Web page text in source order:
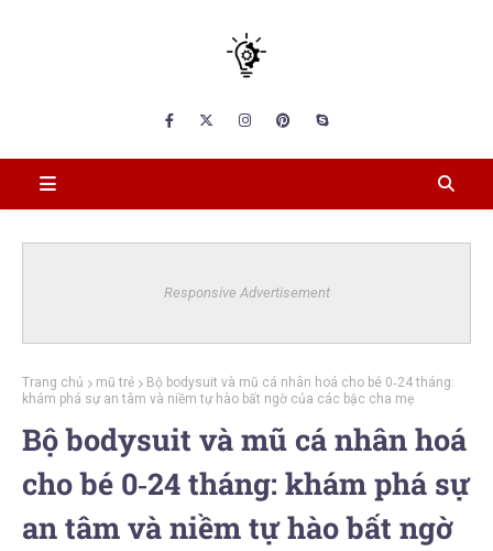
Responsive Advertisement
Trang chủ mũ trẻ
Bộ bodysuit và mũ cá nhân hoá cho bé 0‑24 tháng:
khám phá sự an tâm và niềm tự hào bất ngờ của các bậc cha mẹ
Bộ bodysuit và mũ cá nhân hoá
cho bé 0‑24 tháng: khám phá sự
an tâm và niềm tự hào bất ngờ